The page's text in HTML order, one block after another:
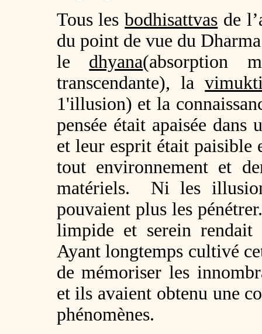
Tous lesbodhisattvas de
du point de vue du
le dhyana(absorption
transcendante), la
1'illusion) et la
pensée était apaisée dans
et leur esprit était paisible
tout environnement et
matériels. Ni les
pouvaient plus les
limpide et serein
Ayant longtemps cultivé
de mémoriser les
et ils avaient obtenu une
phénomènes.